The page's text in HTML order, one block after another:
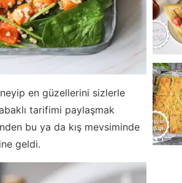
en güzellerini sizlerle
tarifimi paylaşmak
bu ya da kış mevsiminde
geldi.